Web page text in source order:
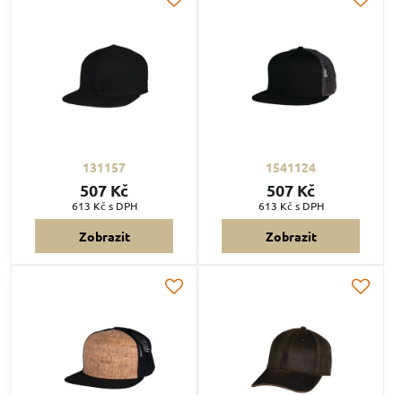
131157
507 Kč
613 Kč s DPH
Zobrazit
1541124
507 Kč
613 Kč s DPH
Zobrazit